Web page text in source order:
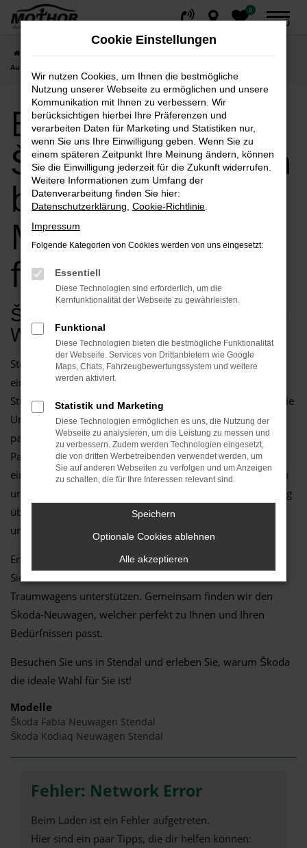
Zum
0
MENÜ
Autohaus Mothor GmbH für Stendal
Entdecken Sie
Škoda Neuwagen
bei Autohaus
Mothor GmbH
für Stendal
Škoda Neuwagen: Die perfekte
Wahl für Stendal
Stendal entdecken mit Ihrem neuen Škoda Neuwagen. Mit
einem Škoda Neuwagen sind Sie bestens gerüstet für die
Straßen von Stendal. Ob Sie durch die Stadt cruisen oder die
Umgebung erkunden möchten – bei uns finden Sie das
passende Modell. Als Ihr zuverlässiger Škoda-Neuwagen-
Partner stehen wir Ihnen mit Rat und Tat zur Seite. Neben
einer breiten Auswahl an Škoda-Modellen bieten wir Ihnen
umfassende Dienstleistungen: von professioneller Beratung
über Finanzierung bis hin zu Wartung und Reparatur in
unserer modern ausgestatteten Werkstatt.
Entdecken Sie unsere vielseitige Modellpalette und lassen
Sie sich von unserem erfahrenen Team bei der Wahl Ihres
Traumwagens unterstützen. Gemeinsam finden wir den
Škoda-Neuwagen, welcher perfekt zu Ihnen und Ihren
Bedürfnissen passt.
Besuchen Sie uns in Stendal und erleben Sie, warum Škoda
die ideale Wahl für Sie ist!
Modelle
Škoda Fabia Neuwagen Stendal
Škoda Kodiaq Neuwagen Stendal
Fehler: Network Error
Beim Laden ist ein Fehler aufgetreten.
Hier sind ein paar Tipps, die dir helfen können:
Cookie Einstellungen
Wir nutzen Cookies, um Ihnen die bestmögliche
Nutzung unserer Webseite zu ermöglichen und unsere
Kommunikation mit Ihnen zu verbessern. Wir
berücksichtigen hierbei Ihre Präferenzen und
verarbeiten Daten für Marketing und Statistiken nur,
wenn Sie uns Ihre Einwilligung geben. Wenn Sie zu
einem späteren Zeitpunkt Ihre Meinung ändern, können
Sie die Einwilligung jederzeit für die Zukunft widerrufen.
Weitere Informationen zum Umfang der
Datenverarbeitung finden Sie hier:
Datenschutzerklärung Cookie-Richtlinie
Impressum
Folgende Kategorien von Cookies werden von uns eingesetzt:
Essentiell
Diese Technologien sind erforderlich, um die
Kernfunktionalität der Webseite zu gewährleisten.
Funktional
Diese Technologien bieten die bestmögliche Funktionalität
der Webseite. Services von Drittanbietern wie Google
Maps, Chats, Fahrzeugbewertungssystem und weitere
werden aktiviert.
Statistik und Marketing
Diese Technologien ermöglichen es uns, die Nutzung der
Webseite zu analysieren, um die Leistung zu messen und
zu verbessern. Zudem werden Technologien eingesetzt,
die von dritten Werbetreibenden verwendet werden, um
Sie auf anderen Webseiten zu verfolgen und um Anzeigen
zu schalten, die für Ihre Interessen relevant sind.
Speichern
Optionale Cookies ablehnen
Alle akzeptieren